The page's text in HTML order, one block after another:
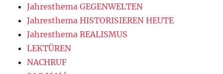
Jahresthema GEGENWELTEN
Jahresthema HISTORISIEREN HEUTE
Jahresthema REALISMUS
LEKTÜREN
NACHRUF